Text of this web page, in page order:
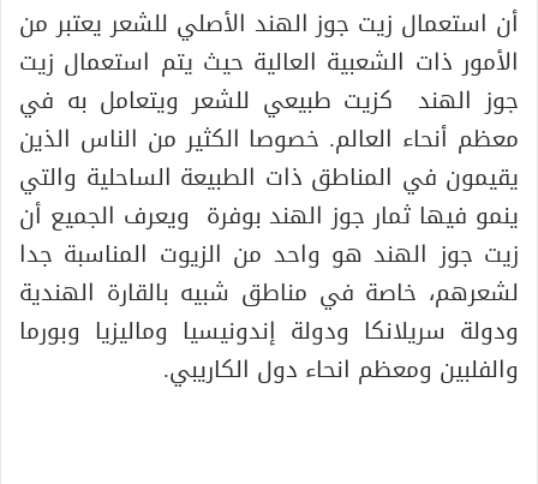
أن استعمال زيت جوز الهند الأصلي للشعر يعتبر من
الأمور ذات الشعبية العالية حيث يتم استعمال زيت
جوز الهند كزيت طبيعي للشعر ويتعامل به في
معظم أنحاء العالم. خصوصا الكثير من الناس الذين
يقيمون في المناطق ذات الطبيعة الساحلية والتي
ينمو فيها ثمار جوز الهند بوفرة ويعرف الجميع أن
زيت جوز الهند هو واحد من الزيوت المناسبة جدا
لشعرهم، خاصة في مناطق شبيه بالقارة الهندية
ودولة سريلانكا ودولة إندونيسيا وماليزيا وبورما
والفلبين ومعظم انحاء دول الكاريبي.